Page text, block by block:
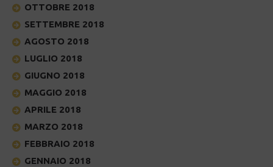
OTTOBRE 2018
SETTEMBRE 2018
AGOSTO 2018
LUGLIO 2018
GIUGNO 2018
MAGGIO 2018
APRILE 2018
MARZO 2018
FEBBRAIO 2018
GENNAIO 2018